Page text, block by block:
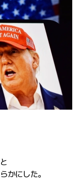
かにした。